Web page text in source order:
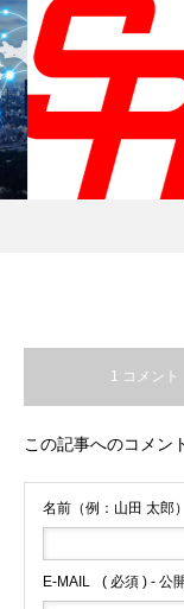
1 コメント
この記事へのコメン
名前（例：山田 太郎）
E-MAIL ( 必須 ) - 公